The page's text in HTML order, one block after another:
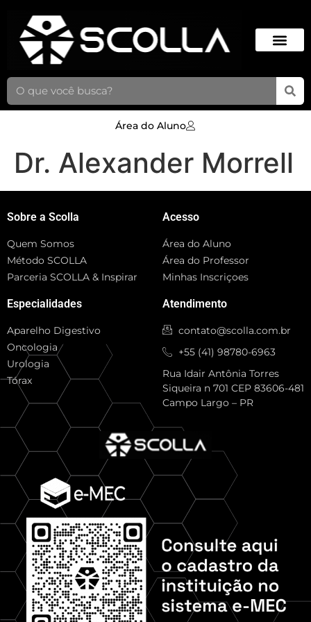
Área do Aluno
Dr. Alexander Morrell
Sobre a Scolla
Quem Somos
Método SCOLLA
Parceria SCOLLA & Inspirar
Especialidades
Aparelho Digestivo
Oncologia
Urologia
Tórax
Acesso
Área do Aluno
Área do Professor
Minhas Inscriçoes
Atendimento
contato@scolla.com.br
+55 (41) 98780-6963
Rua Idair Antônia Torres
Siqueira n 701 CEP 83606-481
Campo Largo – PR